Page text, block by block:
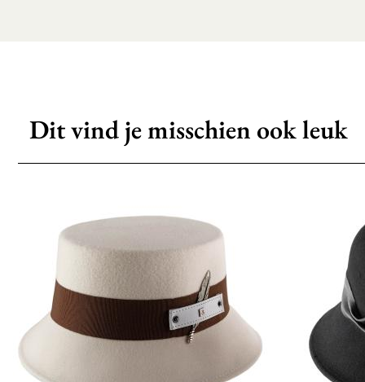
Dit vind je misschien ook leuk